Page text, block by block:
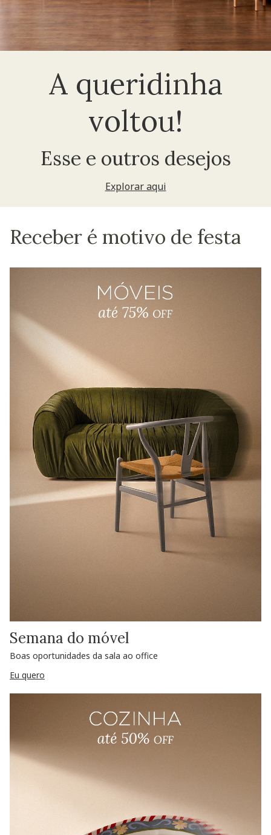
A queridinha
voltou!
Esse e outros desejos
Explorar aqui
Receber é motivo de festa
Semana do móvel
Boas oportunidades da sala ao office
Eu quero